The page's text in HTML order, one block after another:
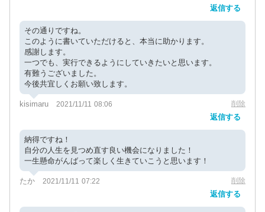
返信する
その通りですね。
このように書いていただけると、本当に助かります。
感謝します。
一つでも、実行できるようにしていきたいと思います。
有難うございました。
今後共宜しくお願い致します。
kisimaru 2021/11/11 08:06 削除
返信する
納得ですね！
自分の人生を見つめ直す良い機会になりました！
一生懸命がんばって楽しく生きていこうと思います！
たか 2021/11/11 07:22 削除
返信する